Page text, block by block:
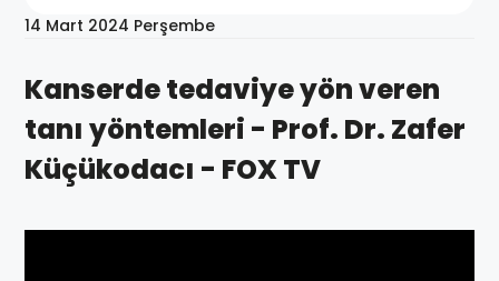
14 Mart 2024 Perşembe
Kanserde tedaviye yön veren
tanı yöntemleri - Prof. Dr. Zafer
Küçükodacı - FOX TV